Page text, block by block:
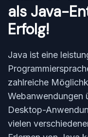
als Java-
Erfolg!
Java ist eine
zahlreiche
Webanwendungen
Desktop-
vielen